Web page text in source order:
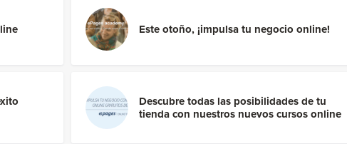
Este otoño, ¡impulsa tu negocio online!
Descubre todas las posibilidades de tu
tienda con nuestros nuevos cursos online